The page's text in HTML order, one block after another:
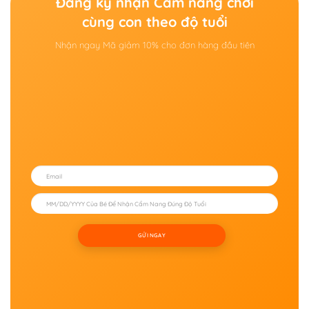
cùng con theo độ tuổi
Nhận ngay Mã giảm 10% cho đơn hàng đầu tiên
GỬI NGAY